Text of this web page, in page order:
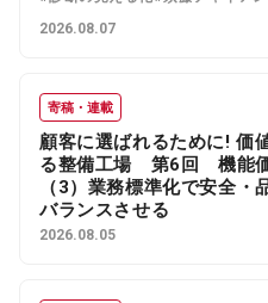
2026.08.07
寄稿・連載
顧客に選ばれるために! 価
る整備工場 第6回 機能
（3）業務標準化で安全・
バランスさせる
2026.08.05